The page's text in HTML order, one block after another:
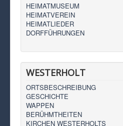
HEIMATMUSEUM
HEIMATVEREIN
HEIMATLIEDER
DORFFÜHRUNGEN
WESTERHOLT
ORTSBESCHREIBUNG
GESCHICHTE
WAPPEN
BERÜHMTHEITEN
KIRCHEN WESTERHOLTS